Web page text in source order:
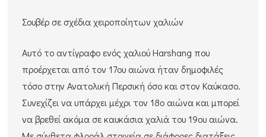
Σουβέρ σε σχέδια χειροποίητων χαλιών
Αυτό το αντίγραφο ενός χαλιού Harshang που
προέρχεται από τον 17ου αιώνα ήταν δημοφιλές
τόσο στην Ανατολική Περσική όσο και στον Καύκασο.
Συνεχίζει να υπάρχει μέχρι τον 18ο αιώνα και μπορεί
να βρεθεί ακόμα σε καυκάσια χαλιά του 19ου αιώνα.